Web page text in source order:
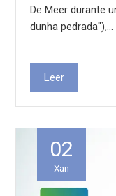
De Meer durante
dunha pedrada"),…
Leer
02
Xan